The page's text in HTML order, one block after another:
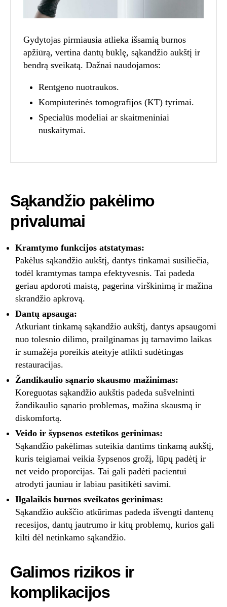
Gydytojas pirmiausia atlieka išsamią burnos
apžiūrą, vertina dantų būklę, sąkandžio aukštį ir
bendrą sveikatą. Dažnai naudojamos:
Rentgeno nuotraukos.
Kompiuterinės tomografijos (KT) tyrimai.
Specialūs modeliai ar skaitmeniniai
nuskaitymai.
Sąkandžio pakėlimo
privalumai
Kramtymo funkcijos atstatymas:
Pakėlus sąkandžio aukštį, dantys tinkamai susiliečia,
todėl kramtymas tampa efektyvesnis. Tai padeda
geriau apdoroti maistą, pagerina virškinimą ir mažina
skrandžio apkrovą.
Dantų apsauga:
Atkuriant tinkamą sąkandžio aukštį, dantys apsaugomi
nuo tolesnio dilimo, prailginamas jų tarnavimo laikas
ir sumažėja poreikis ateityje atlikti sudėtingas
restauracijas.
Žandikaulio sąnario skausmo mažinimas:
Koreguotas sąkandžio aukštis padeda sušvelninti
žandikaulio sąnario problemas, mažina skausmą ir
diskomfortą.
Veido ir šypsenos estetikos gerinimas:
Sąkandžio pakėlimas suteikia dantims tinkamą aukštį,
kuris teigiamai veikia šypsenos grožį, lūpų padėtį ir
net veido proporcijas. Tai gali padėti pacientui
atrodyti jauniau ir labiau pasitikėti savimi.
Ilgalaikis burnos sveikatos gerinimas:
Sąkandžio aukščio atkūrimas padeda išvengti dantenų
recesijos, dantų jautrumo ir kitų problemų, kurios gali
kilti dėl netinkamo sąkandžio.
Galimos rizikos ir
komplikacijos